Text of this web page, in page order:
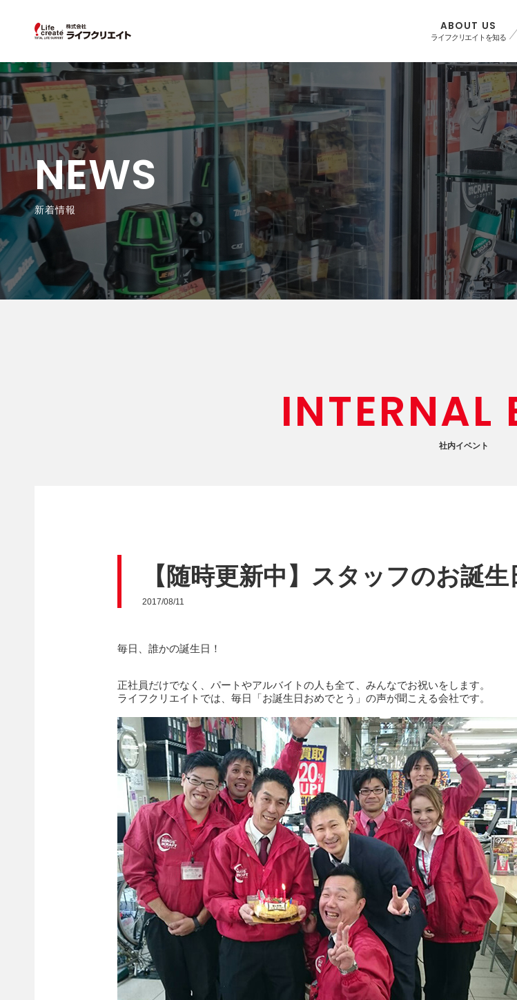
ABOUT US
ライフクリエイトを知る
NEWS
新着情報
INTERNAL
社内イベント
【随時更新中】スタッフのお誕
2017/08/11
毎日、誰かの誕生日！
正社員だけでなく、パートやアルバイトの人も全て、みんなでお祝いをします。
ライフクリエイトでは、毎日「お誕生日おめでとう」の声が聞こえる会社です。